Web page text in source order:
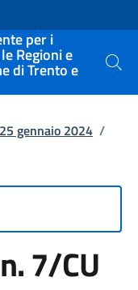
per i
Regioni e
di Trento e Cerca
gennaio 2024 /
7/CU